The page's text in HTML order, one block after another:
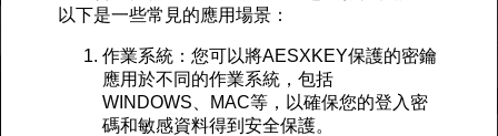
以下是一些常見的應用場景：
作業系統：您可以將AESXKEY保護的密鑰
應用於不同的作業系統，包括
WINDOWS、MAC等，以確保您的登入密
碼和敏感資料得到安全保護。